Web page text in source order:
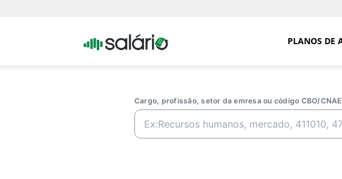
Portal PLANOS DE
Cargo, profissão, setor da emresa ou código CBO/CNAE